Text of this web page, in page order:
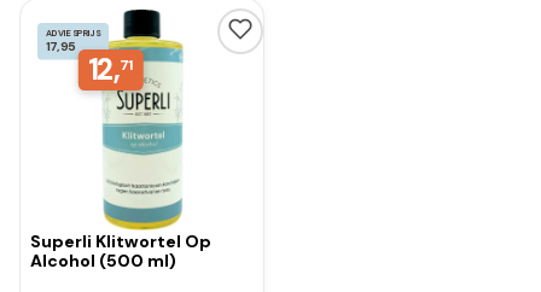
ADVIESPRIJS
17,95
12,71
Superli Klitwortel Op
Alcohol (500 ml)